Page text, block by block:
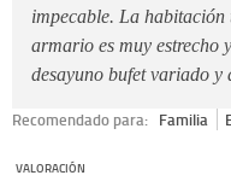
impecable. La
armario es muy estrecho
desayuno bufet variado y
Recomendado para: Familia
VALORACIÓN